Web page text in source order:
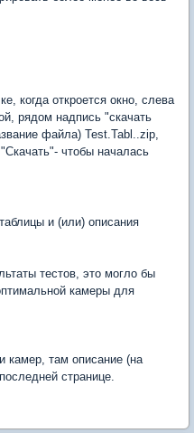
когда откроется окно, слева
рядом надпись "скачать
файла) Test.Tabl..zip,
чтобы началась
и (или) описания
тестов, это могло бы
камеры для
камер, там описание (на
странице.